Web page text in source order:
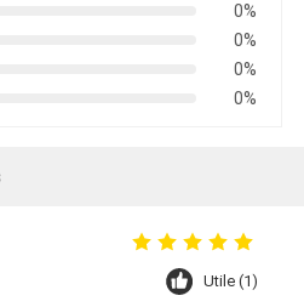
0%
0%
0%
0%
Utile (1)